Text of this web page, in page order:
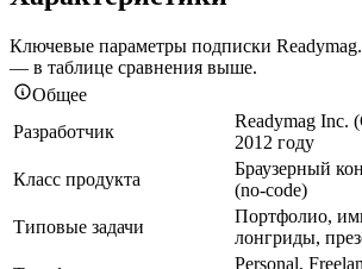
Ключевые параметры подписки
— в таблице сравнения выше.
Общее
Разработчик
Readymag
2012 году
Класс продукта
Браузерный
(no-code)
Типовые задачи
Портфолио,
лонгриды,
Personal,